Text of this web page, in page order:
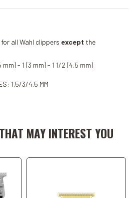
all Wahl clippers except the
- 1 (3 mm) - 1 1/2 (4.5 mm)
1.5/3/4.5 MM
MAY INTEREST YOU